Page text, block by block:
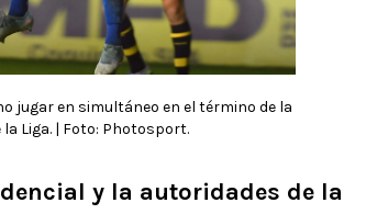
jugar en simultáneo en el término de la
Liga. | Foto: Photosport.
y la autoridades de la